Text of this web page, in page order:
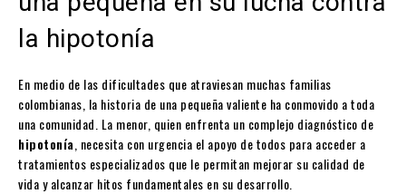
la hipotonía
En medio de las dificultades que atraviesan muchas familias
colombianas, la historia de una pequeña valiente ha conmovido a toda
una comunidad. La menor, quien enfrenta un complejo diagnóstico de
hipotonía , necesita con urgencia el apoyo de todos para acceder a
tratamientos especializados que le permitan mejorar su calidad de
vida y alcanzar hitos fundamentales en su desarrollo.